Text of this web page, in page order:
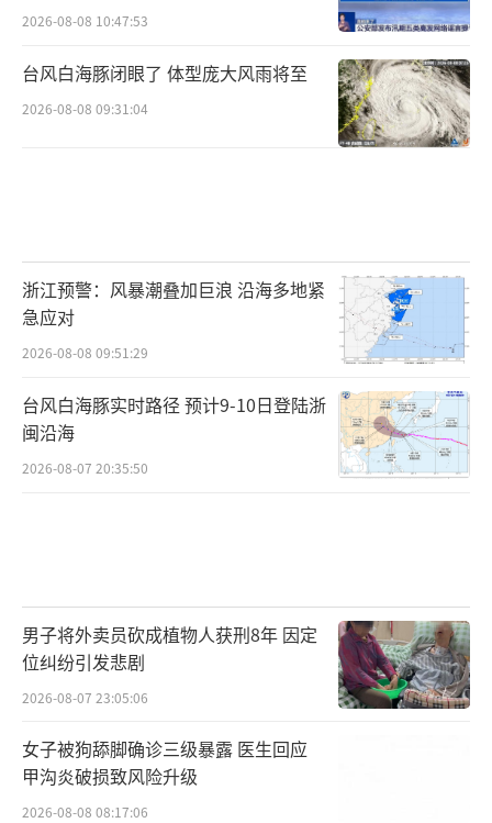
2026-08-08 10:47:53
台风白海豚闭眼了 体型庞大风雨将至
2026-08-08 09:31:04
浙江预警：风暴潮叠加巨浪 沿海多地紧
急应对
2026-08-08 09:51:29
台风白海豚实时路径 预计9-10日登陆浙
闽沿海
2026-08-07 20:35:50
男子将外卖员砍成植物人获刑8年 因定
位纠纷引发悲剧
2026-08-07 23:05:06
女子被狗舔脚确诊三级暴露 医生回应
甲沟炎破损致风险升级
2026-08-08 08:17:06